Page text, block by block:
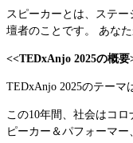
スピーカーとは、ステ
壇者のことです。
あな
<<TEDxAnjo 2025の概要
TEDxAnjo 2025のテーマ
この10年間、社会はコ
ピーカー＆パフォーマー